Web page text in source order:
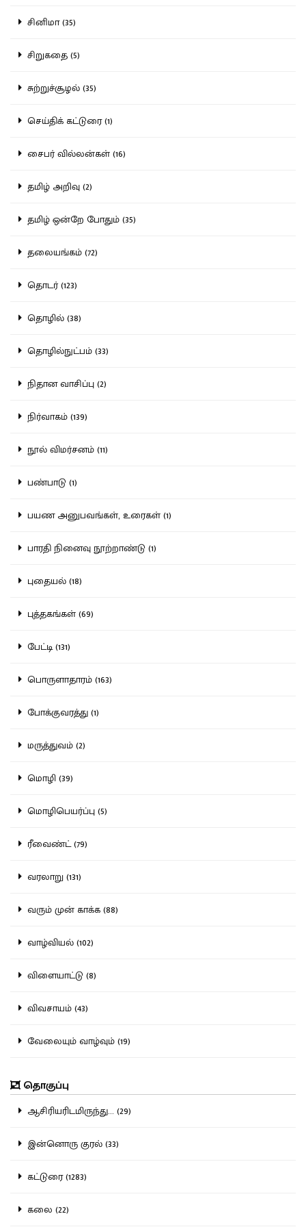
சினிமா (35)
சிறுகதை (5)
சுற்றுச்சூழல் (35)
செய்திக் கட்டுரை (1)
சைபர் வில்லன்கள் (16)
தமிழ் அறிவு (2)
தமிழ் ஒன்றே போதும் (35)
தலையங்கம் (72)
தொடர் (123)
தொழில் (38)
தொழில்நுட்பம் (33)
நிதான வாசிப்பு (2)
நிர்வாகம் (139)
நூல் விமர்சனம் (11)
பண்பாடு (1)
பயண அனுபவங்கள், உரைகள் (1)
பாரதி நினைவு நூற்றாண்டு (1)
புதையல் (18)
புத்தகங்கள் (69)
பேட்டி (131)
பொருளாதாரம் (163)
போக்குவரத்து (1)
மருத்துவம் (2)
மொழி (39)
மொழிபெயர்ப்பு (5)
ரீவைண்ட் (79)
வரலாறு (131)
வரும் முன் காக்க (88)
வாழ்வியல் (102)
விளையாட்டு (8)
விவசாயம் (43)
வேலையும் வாழ்வும் (19)
தொகுப்பு
ஆசிரியரிடமிருந்து... (29)
இன்னொரு குரல் (33)
கட்டுரை (1283)
கலை (22)